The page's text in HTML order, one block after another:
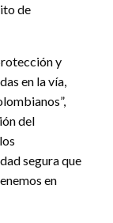
de
y
en la vía,
del
segura que
en